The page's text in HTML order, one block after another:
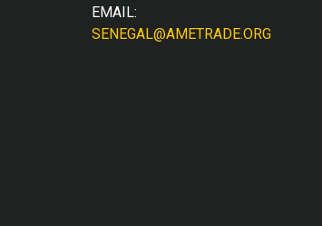
EMAIL:
SENEGAL@AMETRADE.ORG